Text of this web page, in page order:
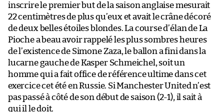
inscrire le premier but de la saison anglaise mesurait
22 centimètres de plus qu’eux et avait le crâne décoré
de deux belles étoiles blondes. La course d’élan de La
Pioche a beau avoir rappelé les plus sombres heures
de l’existence de Simone Zaza, le ballon a fini dans la
lucarne gauche de Kasper Schmeichel, soit un
homme qui a fait office de référence ultime dans cet
exercice cet été en Russie. Si Manchester United n’est
pas passé à côté de son début de saison (2-1), il sait à
qui il le doit.